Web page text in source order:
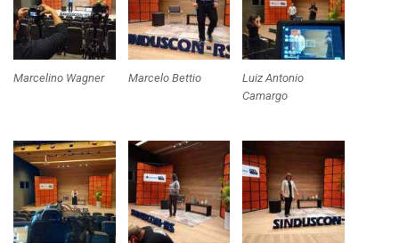
Marcelino Wagner Marcelo Bettio
Luiz Antonio
Camargo